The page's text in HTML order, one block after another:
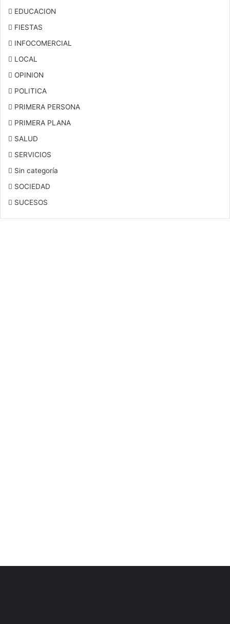
EDUCACION
FIESTAS
INFOCOMERCIAL
LOCAL
OPINION
POLITICA
PRIMERA PERSONA
PRIMERA PLANA
SALUD
SERVICIOS
Sin categoría
SOCIEDAD
SUCESOS